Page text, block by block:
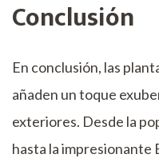
Conclusión
En conclusión, las
añaden un toque
exteriores. Desde la
hasta la impresionante